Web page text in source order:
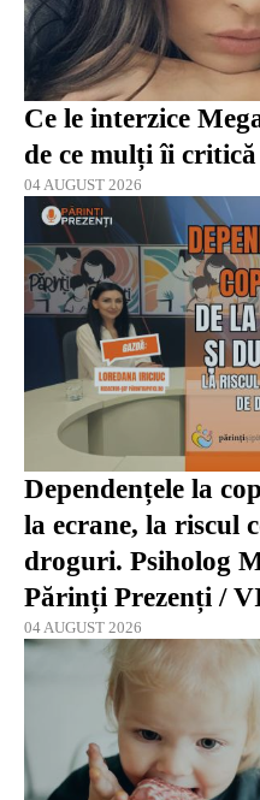
Ce le interzice
de ce mulți îi critică
04 AUGUST 2026
Dependențele la
la ecrane, la riscul
droguri. Psiholog
Părinți Prezenți /
04 AUGUST 2026